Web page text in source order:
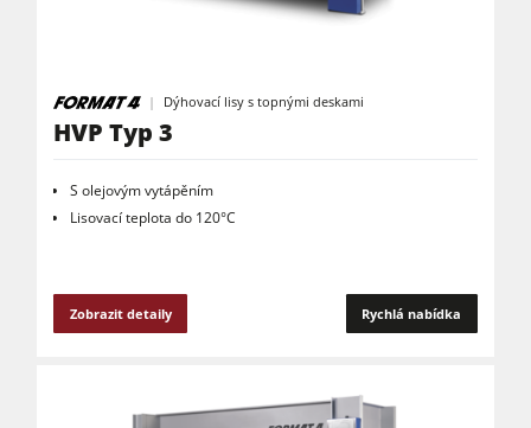
Projektový managementDýhovací lisy s topnými deskami
HVP Typ 3
S olejovým vytápěním
Lisovací teplota do 120°C
Zobrazit detaily Rychlá nabídka